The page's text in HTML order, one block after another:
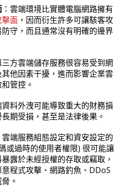
：雲端環境比實體電腦網路擁有
擊面 ，因而衍生許多可讓駭客攻
守，而且通常沒有明確的邊界
三方雲端儲存服務很容易受到網
他因素干擾，進而影響企業雲
管控。
資料外洩可能導致重大的財務損
期受損，甚至是法律後果。
雲端服務組態設定和資安設定的
或過時的使用者權限) 很可能讓
露於未經授權的存取或竊取，
程式攻擊、網路釣魚、DDoS
。